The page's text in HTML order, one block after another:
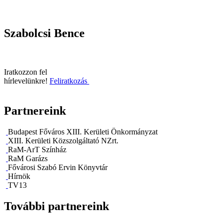
Szabolcsi Bence
Iratkozzon fel
hírlevelünkre! Feliratkozás
Partnereink
Budapest Főváros XIII. Kerületi Önkormányzat
XIII. Kerületi Közszolgáltató NZrt.
RaM-ArT Színház
RaM Garázs
Fővárosi Szabó Ervin Könyvtár
Hírnök
TV13
További partnereink